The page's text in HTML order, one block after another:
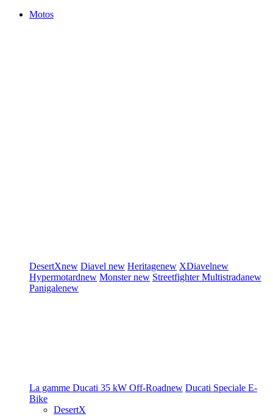
Motos
DesertXnew Diavel new Heritagenew XDiavelnew
Hypermotardnew Monsternew StreetfighterMultistradanew
Panigalenew
La gamme Ducati 35 kW Off-Roadnew Ducati Speciale E-
Bike
DesertX